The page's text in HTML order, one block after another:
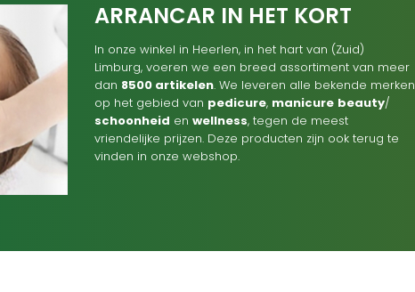
ARRANCAR IN HET KORT
In onze winkel in Heerlen, in het hart van (Zuid)
Limburg, voeren we een breed assortiment van meer
dan 8500 artikelen. We leveren alle bekende merken
op het gebied van pedicure, manicure beauty/
schoonheid en wellness, tegen de meest
vriendelijke prijzen. Deze producten zijn ook terug te
vinden in onze webshop.